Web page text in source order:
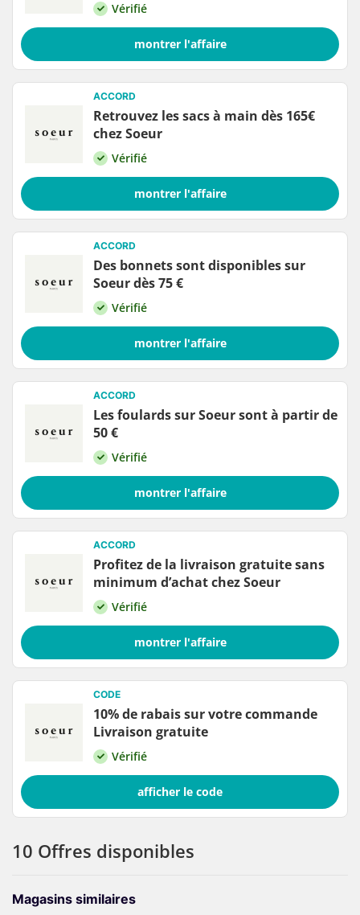
10 Offres disponibles
Magasins similaires
Vérifié
montrer l'affaire
ACCORD
Retrouvez les sacs à main dès 165€
chez Soeur
Vérifié
montrer l'affaire
ACCORD
Des bonnets sont disponibles sur
Soeur dès 75 €
Vérifié
montrer l'affaire
ACCORD
Les foulards sur Soeur sont à partir de
50 €
Vérifié
montrer l'affaire
ACCORD
Profitez de la livraison gratuite sans
minimum d’achat chez Soeur
Vérifié
montrer l'affaire
CODE
10% de rabais sur votre commande
Livraison gratuite
Vérifié
afficher le code